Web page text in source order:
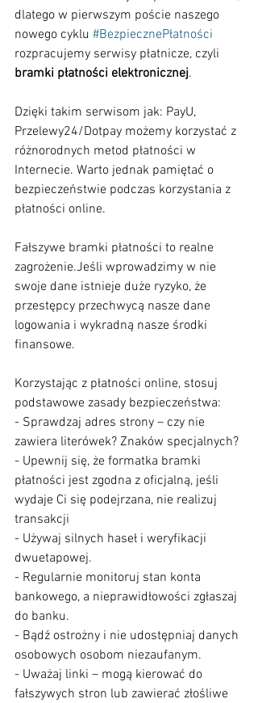
dlatego w pierwszym poście naszego
nowego cyklu #BezpiecznePłatności
rozpracujemy serwisy płatnicze, czyli
bramki płatności elektronicznej.
Dzięki takim serwisom jak: PayU,
Przelewy24/Dotpay możemy korzystać z
różnorodnych metod płatności w
Internecie. Warto jednak pamiętać o
bezpieczeństwie podczas korzystania z
płatności online.
Fałszywe bramki płatności to realne
zagrożenie.Jeśli wprowadzimy w nie
swoje dane istnieje duże ryzyko, że
przestępcy przechwycą nasze dane
logowania i wykradną nasze środki
finansowe.
Korzystając z płatności online, stosuj
podstawowe zasady bezpieczeństwa:
- Sprawdzaj adres strony – czy nie
zawiera literówek? Znaków specjalnych?
- Upewnij się, że formatka bramki
płatności jest zgodna z oficjalną, jeśli
wydaje Ci się podejrzana, nie realizuj
transakcji
- Używaj silnych haseł i weryfikacji
dwuetapowej.
- Regularnie monitoruj stan konta
bankowego, a nieprawidłowości zgłaszaj
do banku.
- Bądź ostrożny i nie udostępniaj danych
osobowych osobom niezaufanym.
- Uważaj linki – mogą kierować do
fałszywych stron lub zawierać złośliwe